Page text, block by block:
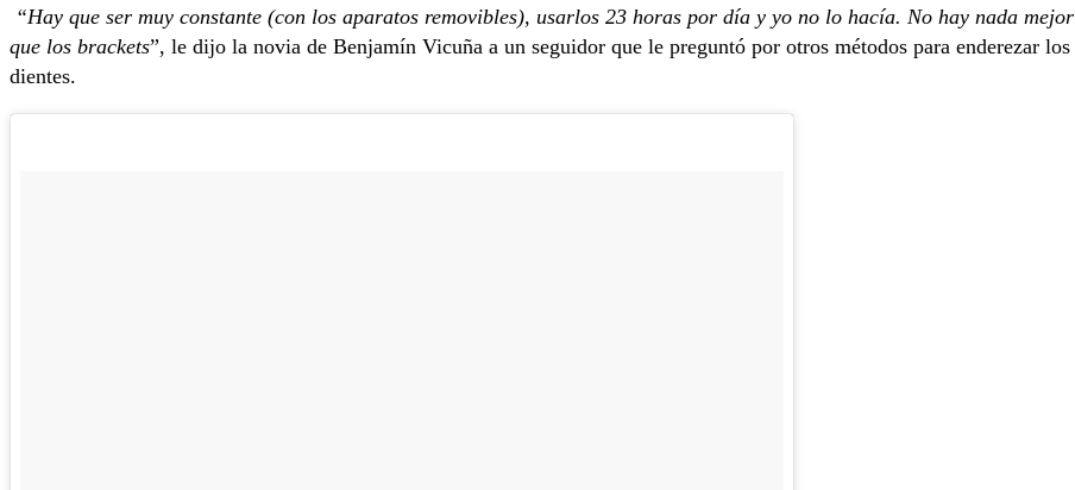
“Hay que ser muy constante (con los aparatos removibles), usarlos 23 horas por día y yo no lo hacía. No hay nada mejor
que los brackets”, le dijo la novia de Benjamín Vicuña a un seguidor que le preguntó por otros métodos para enderezar los
dientes.